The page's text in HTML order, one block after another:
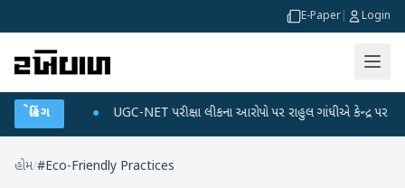
E-Paper Login
બ્રેકિંગ
ડેટા પ્લાન UGC-NET પરીક્ષા લીકના આરોપો પર રાહુલ ગાંધીએ કેન્દ્ર પર પ્રહાર
હોમ/#Eco-Friendly Practices